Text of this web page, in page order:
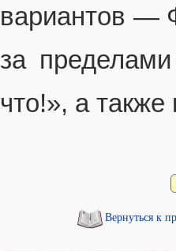
вариантов —
за
что!», а
Вернуться к